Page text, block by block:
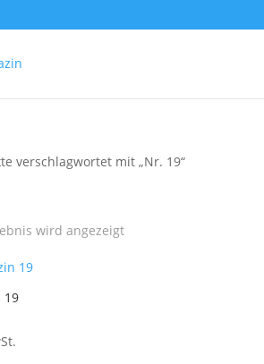
verschlagwortet mit „Nr. 19“
wird angezeigt
19